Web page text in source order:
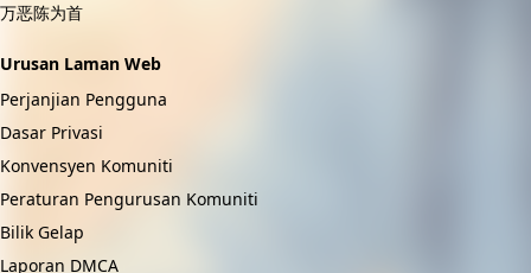
万恶陈为首
Urusan Laman Web
Perjanjian Pengguna
Dasar Privasi
Konvensyen Komuniti
Peraturan Pengurusan Komuniti
Bilik Gelap
Laporan DMCA